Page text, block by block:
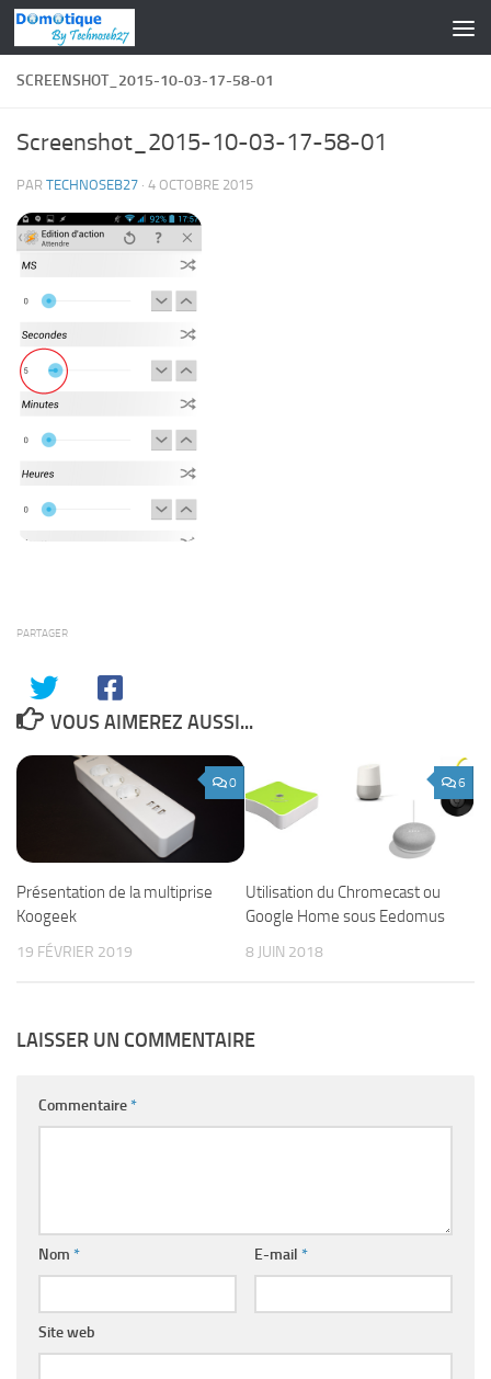
Skip to content
SCREENSHOT_2015-10-03-17-58-01
Screenshot_2015-10-03-17-58-01
PAR TECHNOSEB27 · 4 OCTOBRE 2015
PARTAGER
VOUS AIMEREZ AUSSI...
0
Présentation de la multiprise
Koogeek
19 FÉVRIER 2019
6
Utilisation du Chromecast ou
Google Home sous Eedomus
8 JUIN 2018
LAISSER UN COMMENTAIRE
Commentaire*
Nom * E-mail *
Site web